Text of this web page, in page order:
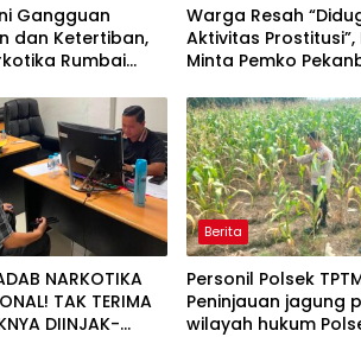
Gangguan
dan Ketertiban,
Rumbai
Warga Resah
Aktivitas Prostitusi”,
Minta Pemko
Aktivitas Z
Jalan Tanjung
NARKOTIKA
TAK TERIMA
DIINJAK-
Berita
Personil Polsek
Peninjauan jagung
wilayah hukum